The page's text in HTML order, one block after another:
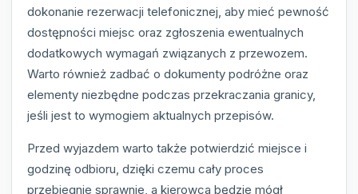
dokonanie rezerwacji telefonicznej, aby mieć pewność
dostępności miejsc oraz zgłoszenia ewentualnych
dodatkowych wymagań związanych z przewozem.
Warto również zadbać o dokumenty podróżne oraz
elementy niezbędne podczas przekraczania granicy,
jeśli jest to wymogiem aktualnych przepisów.
Przed wyjazdem warto także potwierdzić miejsce i
godzinę odbioru, dzięki czemu cały proces
przebiegnie sprawnie, a kierowca będzie mógł